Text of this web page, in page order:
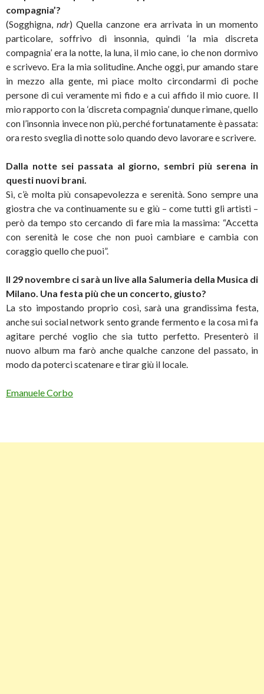
compagnia’?
(Sogghigna,ndr) Quella canzone era arrivata in un momento
particolare, soffrivo di insonnia, quindi ‘la mia discreta
compagnia’ era la notte, la luna, il mio cane, io che non dormivo
e scrivevo. Era la mia solitudine. Anche oggi, pur amando stare
in mezzo alla gente, mi piace molto circondarmi di poche
persone di cui veramente mi fido e a cui affido il mio cuore. Il
mio rapporto con la ‘discreta compagnia’ dunque rimane, quello
con l’insonnia invece non più, perché fortunatamente è passata:
ora resto sveglia di notte solo quando devo lavorare e scrivere.
Dalla notte sei passata al giorno, sembri più serena in
questi nuovi brani.
Sì, c’è molta più consapevolezza e serenità. Sono sempre una
giostra che va continuamente su e giù – come tutti gli artisti –
però da tempo sto cercando di fare mia la massima: “Accetta
con serenità le cose che non puoi cambiare e cambia con
coraggio quello che puoi”.
Il 29 novembre ci sarà un live alla Salumeria della Musica di
Milano. Una festa più che un concerto, giusto?
La sto impostando proprio così, sarà una grandissima festa,
anche sui social network sento grande fermento e la cosa mi fa
agitare perché voglio che sia tutto perfetto. Presenterò il
nuovo album ma farò anche qualche canzone del passato, in
modo da poterci scatenare e tirar giù il locale.
Emanuele Corbo